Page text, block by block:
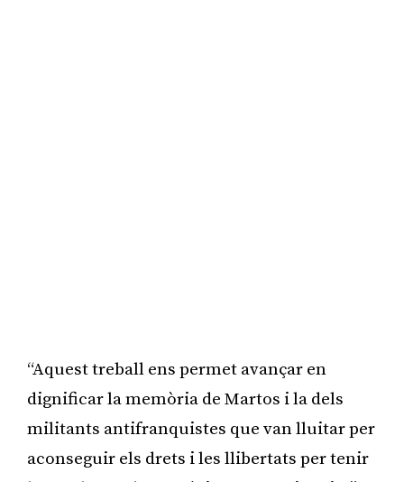
“Aquest treball ens permet avançar en
dignificar la memòria de Martos i la dels
militants antifranquistes que van lluitar per
aconseguir els drets i les llibertats per tenir